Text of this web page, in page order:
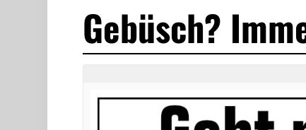
Gebüsch?